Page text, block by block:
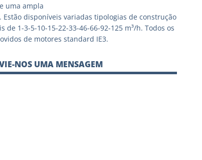
uma ampla
disponíveis variadas tipologias de construção
de 1-3-5-10-15-22-33-46-66-92-125 m³/h. Todos os
de motores standard IE3.
NOS UMA MENSAGEM